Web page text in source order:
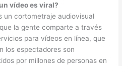
vídeo es viral?
un cortometraje audiovisual
la gente comparte a través
para vídeos en línea, que
los espectadores son
por millones de personas en